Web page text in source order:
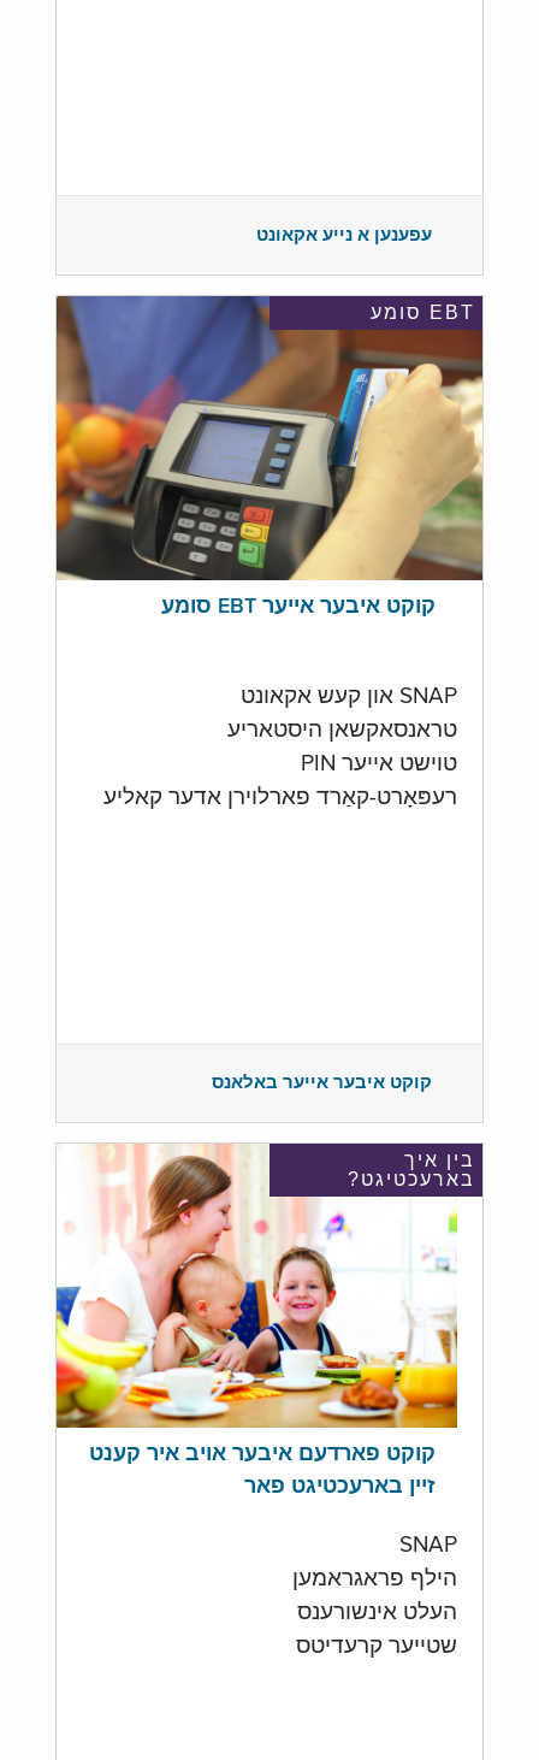
עפענען א נייע אקאונט
EBT סומע
קוקט איבער אייער EBT סומע
SNAP און קעש אקאונט
טראנסאקשאן היסטאריע
טוישט אייער PIN
רעפּאָרט-קאַרד פארלוירן אדער קאליע
קוקט איבער אייער באלאנס
בין איך
בארעכטיגט?
קוקט פארדעם איבער אויב איר קענט
זיין בארעכטיגט פאר
SNAP
הילף פראגראמען
העלט אינשורענס
שטייער קרעדיטס